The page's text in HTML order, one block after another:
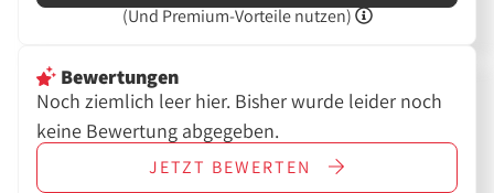
(Und Premium-Vorteile nutzen)
Bewertungen
Noch ziemlich leer hier. Bisher wurde leider noch
keine Bewertung abgegeben.
JETZT BEWERTEN